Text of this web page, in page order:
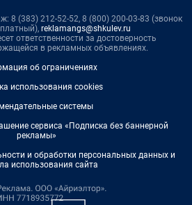
8 (383) 212-52-52, 8 (800) 200-03-83 (звонок
reklamangs@shkulev.ru
ответственности за достоверность
в рекламных объявлениях.
об ограничениях
использования cookies
системы
сервиса «Подписка без баннерной
рекламы»
и обработки персональных данных и
использования сайта